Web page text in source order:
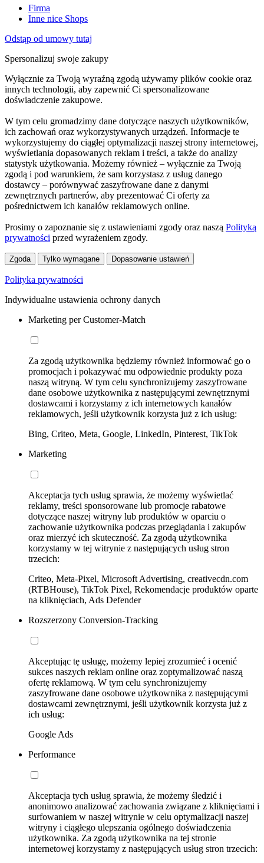
Firma
Inne nice Shops
Odstąp od umowy tutaj
Spersonalizuj swoje zakupy
Wyłącznie za Twoją wyraźną zgodą używamy plików cookie oraz
innych technologii, aby zapewnić Ci spersonalizowane
doświadczenie zakupowe.
W tym celu gromadzimy dane dotyczące naszych użytkowników,
ich zachowań oraz wykorzystywanych urządzeń. Informacje te
wykorzystujemy do ciągłej optymalizacji naszej strony internetowej,
wyświetlania dopasowanych reklam i treści, a także do analizy
statystyk użytkowania. Możemy również – wyłącznie za Twoją
zgodą i pod warunkiem, że sam korzystasz z usług danego
dostawcy – porównywać zaszyfrowane dane z danymi
zewnętrznych partnerów, aby prezentować Ci oferty za
pośrednictwem ich kanałów reklamowych online.
Prosimy o zapoznanie się z ustawieniami zgody oraz naszą Polityką
prywatności przed wyrażeniem zgody.
Zgoda Tylko wymagane Dopasowanie ustawień
Polityka prywatności
Indywidualne ustawienia ochrony danych
Marketing per Customer-Match
Za zgodą użytkownika będziemy również informować go o
promocjach i pokazywać mu odpowiednie produkty poza
naszą witryną. W tym celu synchronizujemy zaszyfrowane
dane osobowe użytkownika z następującymi zewnętrznymi
dostawcami i korzystamy z ich internetowych kanałów
reklamowych, jeśli użytkownik korzysta już z ich usług:
Bing, Criteo, Meta, Google, LinkedIn, Pinterest, TikTok
Marketing
Akceptacja tych usług sprawia, że możemy wyświetlać
reklamy, treści sponsorowane lub promocje rabatowe
dotyczące naszej witryny lub produktów w oparciu o
zachowanie użytkownika podczas przeglądania i zakupów
oraz mierzyć ich skuteczność. Za zgodą użytkownika
korzystamy w tej witrynie z następujących usług stron
trzecich:
Criteo, Meta-Pixel, Microsoft Advertising, creativecdn.com
(RTBHouse), TikTok Pixel, Rekomendacje produktów oparte
na kliknięciach, Ads Defender
Rozszerzony Conversion-Tracking
Akceptując tę usługę, możemy lepiej zrozumieć i ocenić
sukces naszych reklam online oraz zoptymalizować naszą
ofertę reklamową. W tym celu synchronizujemy
zaszyfrowane dane osobowe użytkownika z następującymi
dostawcami zewnętrznymi, jeśli użytkownik korzysta już z
ich usług:
Google Ads
Performance
Akceptacja tych usług sprawia, że możemy śledzić i
anonimowo analizować zachowania związane z kliknięciami i
surfowaniem w naszej witrynie w celu optymalizacji naszej
witryny i ciągłego ulepszania ogólnego doświadczenia
użytkownika. Za zgodą użytkownika na tej stronie
internetowej korzystamy z następujących usług stron trzecich: